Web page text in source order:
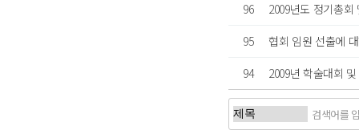
96
2009년도 정기총
95
협회 임원 선출에
94
2009년 학술대회